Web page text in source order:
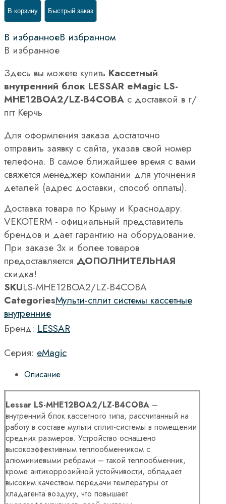
В корзину Быстрый заказ
В избранноеВ избранном
В избранное
Здесь вы можете купить Кассетный
внутренний блок LESSAR eMagic LS-
MHE12BOA2/LZ-B4COBA с доставкой в г/
пгт Керчь
Для оформления заказа достаточно
отправить заявку с сайта, указав свой номер
телефона. В самое ближайшее время с вами
свяжется менеджер компании для уточнения
деталей (адрес доставки, способ оплаты).
Доставка товара по Крыму и Краснодару.
VEKOTERM - официальный представитель
брендов и дает гарантию на оборудование.
При заказе 3х и более товаров
предоставляется ДОПОЛНИТЕЛЬНАЯ
скидка!
SKULS-MHE12BOA2/LZ-B4COBA
CategoriesМульти-сплит системы кассетные
внутренние
Бренд: LESSAR
Серия: eMagic
Описание
Lessar LS-MHE12BOA2/LZ-B4COBА –
внутренний блок кассетного типа, рассчитанный на
работу в составе мульти сплит-системы в помещении
средних размеров. Устройство оснащено
высокоэффективным теплообменником с
алюминиевыми ребрами – такой теплообменник,
кроме антикоррозийной устойчивости, обладает
высоким качеством передачи температуры от
хладагента воздуху, что повышает